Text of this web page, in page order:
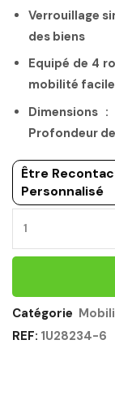
Verrouillage
des biens
Equipé de 4
mobilité
Dimensions
Profondeur
Être
Personnalisé
Catégorie
REF: 1U28234-6